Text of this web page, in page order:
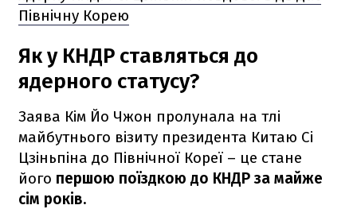
Північну Корею
Як у КНДР ставляться до
ядерного статусу?
Заява Кім Йо Чжон пролунала на тлі
майбутнього візиту президента Китаю Сі
Цзіньпіна до Північної Кореї – це стане
його першою поїздкою до КНДР за майже
сім років.